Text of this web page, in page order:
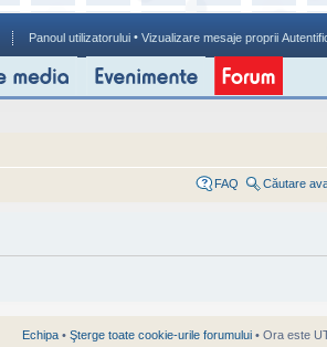
Panoul utilizatorului • Vizualizare mesaje proprii
FAQ Căutare
Echipa • Şterge toate cookie-urile forumului • Ora este